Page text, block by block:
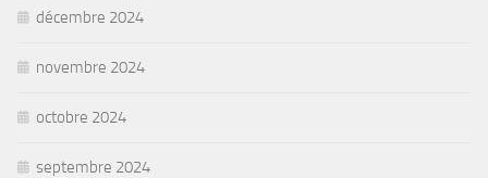
décembre 2024
novembre 2024
octobre 2024
septembre 2024